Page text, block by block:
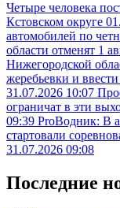
Четыре человека
Кстовском округе
автомобилей по
области отменят 1
Нижегородской
жеребьевки и
31.07.2026 10:07
ограничат в эти
09:39 ProВодник: В
стартовали
31.07.2026 09:08
Последние